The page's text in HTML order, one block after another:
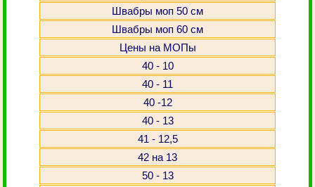
Швабры моп 50 см
Швабры моп 60 см
Цены на МОПы
40 - 10
40 - 11
40 -12
40 - 13
41 - 12,5
42 на 13
50 - 13